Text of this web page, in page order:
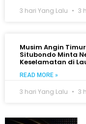
3 hari Yang Lalu 3
Musim Angin
Situbondo Minta
Keselamatan di
READ MORE »
3 hari Yang Lalu 3